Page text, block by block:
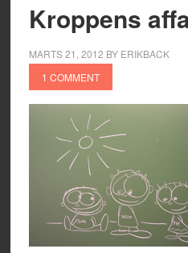
Kroppens
MARTS 21, 2012 BY ERIKBACK
1 COMMENT